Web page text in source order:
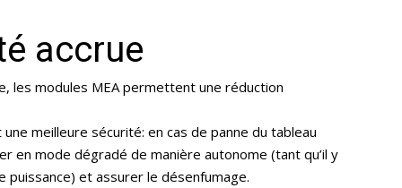
accrue
les modules MEA permettent une réduction
meilleure sécurité: en cas de panne du tableau
en mode dégradé de manière autonome (tant qu’il y
puissance) et assurer le désenfumage.